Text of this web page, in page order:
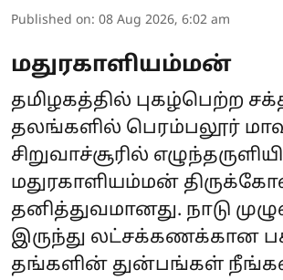
Published on: 08 Aug 2026, 6:02 am
மதுரகாளியம்மன்
தமிழகத்தில் புகழ்பெற்ற
தலங்களில் பெரம்பலூர்
சிறுவாச்சூரில்
மதுரகாளியம்மன்
தனித்துவமானது. நாடு
இருந்து லட்சக்கணக்கான
தங்களின் துன்பங்கள்